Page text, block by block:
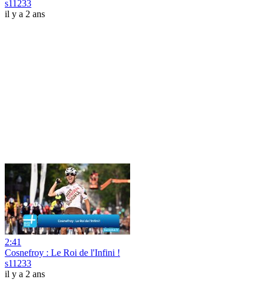
s11233
il y a 2 ans
2:41
Cosnefroy : Le Roi de l'Infini !
s11233
il y a 2 ans